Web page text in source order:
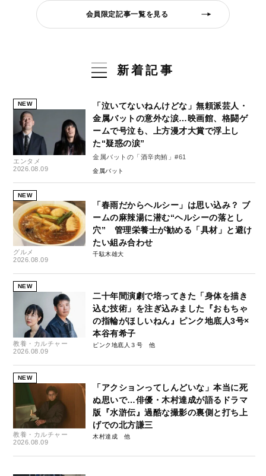
会員限定記事一覧を見る
新着記事
NEW
エンタメ
2026.08.09
「泣いてないねんけどな」無頼派芸人・
金属バットの意外な涙…映画館、格闘ゲ
ームで号泣も、上方漫才大賞で浮上し
た“疑惑の涙”
金属バットの「酒辛肉鮪」#61
金属バット
NEW
グルメ
2026.08.09
「春雨だからヘルシー」は思い込み？ ブ
ームの麻辣湯に潜む“ヘルシーの落とし
穴” 管理栄養士が勧める「具材」と避け
たい組み合わせ
千駄木雄大
NEW
教養・カルチャー
2026.08.09
二十年間演劇で培ってきた「身体を描き
込む技術」を注ぎ込みました『おもちゃ
の指輪がほしいねん』ピンク地底人3号×
本谷有希子
ピンク地底人３号
NEW
教養・カルチャー
2026.08.09
「アクションってしんどいな」本当に死
ぬ思いで…俳優・木村達成が語るドラマ
版『水滸伝』過酷な撮影の裏側と打ち上
げでの北方謙三
木村達成